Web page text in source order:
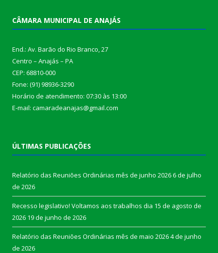
CÂMARA MUNICIPAL DE ANAJÁS
End.: Av. Barão do Rio Branco, 27
Centro – Anajás – PA
CEP: 68810-000
Fone: (91) 98936-3290
Horário de atendimento: 07:30 às 13:00
E-mail: camaradeanajas@gmail.com
ÚLTIMAS PUBLICAÇÕES
Relatório das Reuniões Ordinárias mês de junho 20266 de julho
de 2026
Recesso legislativo! Voltamos aos trabalhos dia 15 de agosto de
2026 19 de junho de 2026
Relatório das Reuniões Ordinárias mês de maio 20264 de junho
de 2026